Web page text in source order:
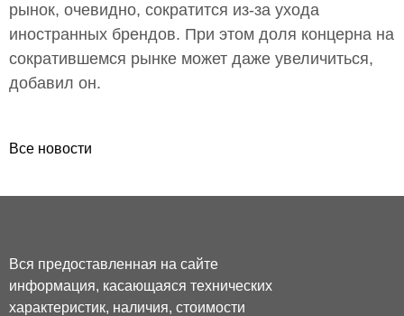
рынок, очевидно, сократится из-за ухода
иностранных брендов. При этом доля концерна на
сократившемся рынке может даже увеличиться,
добавил он.
Все новости
Вся предоставленная на сайте
информация, касающаяся технических
характеристик, наличия, стоимости